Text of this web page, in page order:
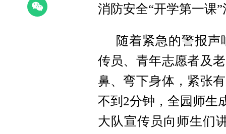
消防安全“开学第一课
随着紧急的警报
传员、青年志愿者及
鼻、弯下身体，紧张
不到2分钟，全园师生
大队宣传员向师生们